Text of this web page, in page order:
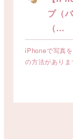
プ（
（…
iPhoneで写真
の方法があり